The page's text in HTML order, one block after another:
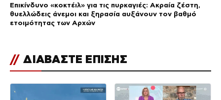
Επικίνδυνο «κοκτέιλ» για τις πυρκαγιές: Ακραία ζέστη,
θυελλώδεις άνεμοι και ξηρασία αυξάνουν τον βαθμό
ετοιμότητας των Αρχών
// ΔΙΑΒΑΣΤΕ ΕΠΙΣΗΣ